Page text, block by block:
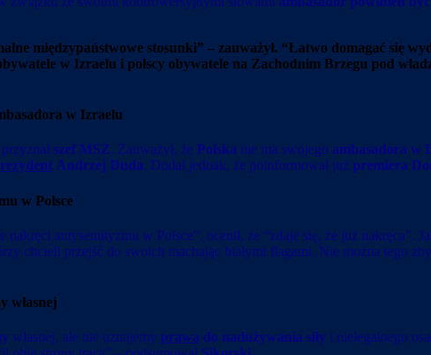
międzypaństwowe stosunki” – zauważył. “Łatwo domagać się
w Izraelu i polscy obywatele na Zachodnim Brzegu pod
w Izraelu
szef MSZ. Zauważył, że Polska nie ma swojego ambasadora w
Andrzej Duda. Dodał jednak, że poinformował już premiera
w Polsce
nakręci antysemityzmu w Polsce”, ocenił, że “zdaje się, że już
chcieli przejść do swoich machając białymi flagami. Nie można tego
własnej
własnej, ale nie uznajemy prawa do nadużywania siły i nielegalnego